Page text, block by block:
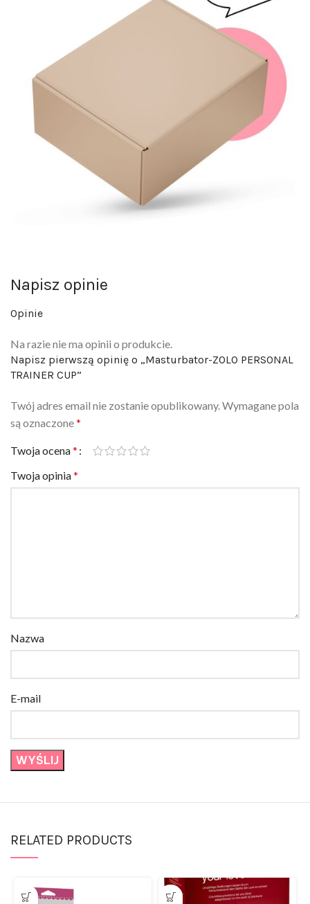
Napisz opinie
Opinie
Na razie nie ma opinii o produkcie.
Napisz pierwszą opinię o „Masturbator-ZOLO PERSONAL
TRAINER CUP”
Twój adres email nie zostanie opublikowany.Wymagane pola
są oznaczone*
Twoja ocena*
Twoja opinia*
Nazwa
E-mail
RELATED PRODUCTS